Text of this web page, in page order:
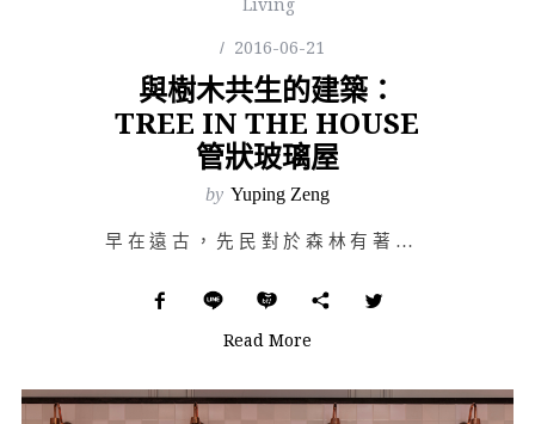
2016-06-21
與樹木共生的建築：
TREE IN THE HOUSE
管狀玻璃屋
by Yuping Zeng
早在遠古，先民對於森林有著難以言喻的情懷與想像，這些奇想透過文字和言語匯成一則則神話與故事，歷經代代…
Read More